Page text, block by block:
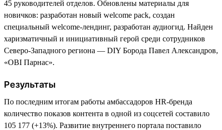
45 руководителей отделов. Обновлены материалы для
новичков: разработан новый welcome pack, создан
специальный welcome-лендинг, разработан аудиогид. Найден
харизматичный и инициативный герой среди сотрудников
Северо-Западного региона — DIY Борода Павел Александров,
«ОBI Парнас».
Результаты
По последним итогам работы амбассадоров HR-бренда
количество показов контента в одной из соцсетей составило
105 177 (+13%). Развитие внутреннего портала поставило